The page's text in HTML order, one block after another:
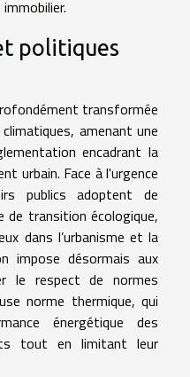
politiques
transformée
amenant une
encadrant la
urbain. Face à l'urgence
publics adoptent de
de transition écologique,
dans l’urbanisme et la
impose désormais aux
le respect de normes
norme thermique, qui
énergétique des
tout en limitant leur